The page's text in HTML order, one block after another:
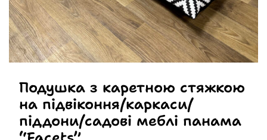
Подушка з каретною стяжкою
на підвіконня/каркаси/
піддони/садові меблі панама